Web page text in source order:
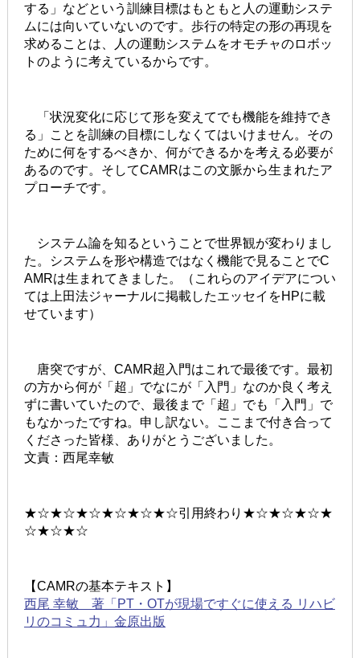
する」などという訓練目標はもともと人の運動システ
ムには向いていないのです。歩行の特定の形の再現を
求めることは、人の運動システムをオモチャのロボッ
トのように考えているからです。
「状況変化に応じて形を変えてでも機能を維持でき
る」ことを訓練の目標にしなくてはいけません。その
ために何をするべきか、何ができるかを考える必要が
あるのです。そしてCAMRはこの文脈から生まれたア
プローチです。
システム論を知るということで世界観が変わりまし
た。システムを形や構造ではなく機能で見ることでC
AMRは生まれてきました。（これらのアイデアについ
ては上田法ジャーナルに掲載したエッセイをHPに載
せています）
唐突ですが、CAMR超入門はこれで最後です。最初
の方から何が「超」でなにが「入門」なのか良く考え
ずに書いていたので、最後まで「超」でも「入門」で
もなかったですね。申し訳ない。ここまで付き合って
くださった皆様、ありがとうございました。
文責：西尾幸敏
★☆★☆★☆★☆★☆★☆引用終わり★☆★☆★☆★
☆★☆★☆
【CAMRの基本テキスト】
西尾 幸敏 著「PT・OTが現場ですぐに使える リハビ
リのコミュ力」金原出版